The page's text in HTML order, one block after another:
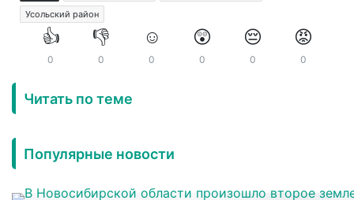
Усольский район
👍
0
👎
0
☺️
0
😲
0
😔
0
😡
0
Читать по теме
Популярные новости